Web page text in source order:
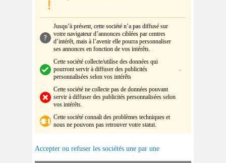
Jusqu’à présent, cette société n’a pas diffusé sur
votre navigateur d’annonces ciblées par centres
d’intérêt, mais à l’avenir elle pourra personnaliser
ses annonces en fonction de vos intérêts.
Cette société collecte/utilise des données qui
pourront servir à diffuser des publicités
personnalisées selon vos intérêts
.
Cette société ne collecte pas de données pouvant
servir à diffuser des publicités personnalisées selon
vos intérêts.
Cette société connaît des problèmes techniques et
nous ne pouvons pas retrouver votre statut.